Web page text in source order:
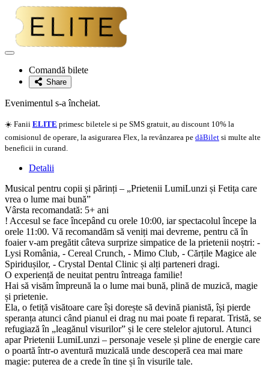
Adaugă
favoriteComandă bilete
Share
Evenimentul s-a încheiat.
☀️ Fanii ELITE primesc biletele si pe SMS gratuit, au discount 10% la
comisionul de operare, la asigurarea Flex, la revânzarea pe dăBilet si multe alte
beneficii in curand.
Detalii
Musical pentru copii și părinți – „Prietenii LumiLunzi și Fetița care
vrea o lume mai bună”
Vârsta recomandată: 5+ ani
! Accesul se face începând cu orele 10:00, iar spectacolul începe la
orele 11:00. Vă recomandăm să veniți mai devreme, pentru că în
foaier v-am pregătit câteva surprize simpatice de la prietenii noștri: -
Lysi România, - Cereal Crunch, - Mimo Club, - Cărțile Magice ale
Spiridușilor, - Crystal Dental Clinic și alți parteneri dragi.
O experiență de neuitat pentru întreaga familie!
Hai să visăm împreună la o lume mai bună, plină de muzică, magie
și prietenie.
Ela, o fetiță visătoare care își dorește să devină pianistă, își pierde
speranța atunci când pianul ei drag nu mai poate fi reparat. Tristă, se
refugiază în „leagănul visurilor” și le cere stelelor ajutorul. Atunci
apar Prietenii LumiLunzi – personaje vesele și pline de energie care
o poartă într-o aventură muzicală unde descoperă cea mai mare
magie: puterea de a crede în tine și în visurile tale.